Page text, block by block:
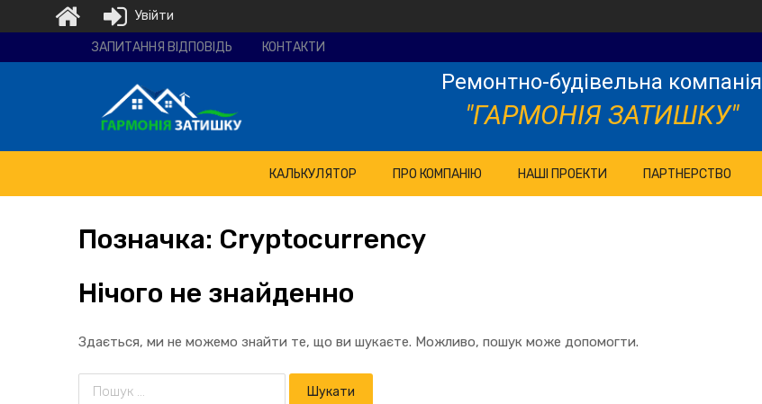
будівельна
ЗАПИТАННЯ ВІДПОВІДЬ КОНТАКТИ
Ремонтно-будівельна компанія
"ГАРМОНІЯ ЗАТИШКУ"
КАЛЬКУЛЯТОР ПРО КОМПАНІЮ НАШІ ПРОЕКТИ ПАРТНЕРСТВО
Позначка: Cryptocurrency
Нічого не знайденно
Здається, ми не можемо знайти те, що ви шукаєте. Можливо, пошук може допомогти.
Увійти